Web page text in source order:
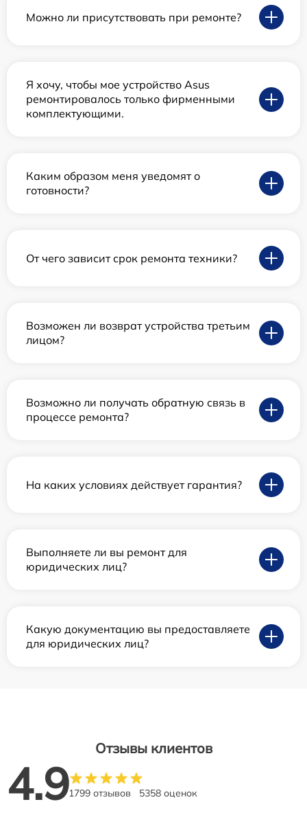
Можно ли присутствовать при ремонте?
Я хочу, чтобы мое устройство Asus
ремонтировалось только фирменными
комплектующими.
Каким образом меня уведомят о
готовности?
От чего зависит срок ремонта техники?
Возможен ли возврат устройства третьим
лицом?
Возможно ли получать обратную связь в
процессе ремонта?
На каких условиях действует гарантия?
Выполняете ли вы ремонт для
юридических лиц?
Какую документацию вы предоставляете
для юридических лиц?
Отзывы клиентов
4.91799 отзывов 5358 оценок